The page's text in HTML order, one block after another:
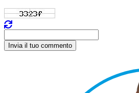
Invia il tuo commento